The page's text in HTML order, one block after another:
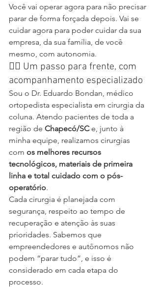
Você vai operar agora para não precisar
parar de forma forçada depois. Vai se
cuidar agora para poder cuidar da sua
empresa, da sua família, de você
mesmo, com autonomia.
👨‍⚕️ Um passo para frente, com
acompanhamento especializado
Sou o Dr. Eduardo Bondan, médico
ortopedista especialista em cirurgia da
coluna. Atendo pacientes de toda a
região de Chapecó/SC e, junto à
minha equipe, realizamos cirurgias
com os melhores recursos
tecnológicos, materiais de primeira
linha e total cuidado com o pós-
operatório.
Cada cirurgia é planejada com
segurança, respeito ao tempo de
recuperação e atenção às suas
prioridades. Sabemos que
empreendedores e autônomos não
podem “parar tudo”, e isso é
considerado em cada etapa do
processo.